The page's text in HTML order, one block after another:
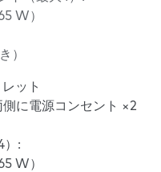
W）
）
ット
に電源コンセント ×2
）:
W）